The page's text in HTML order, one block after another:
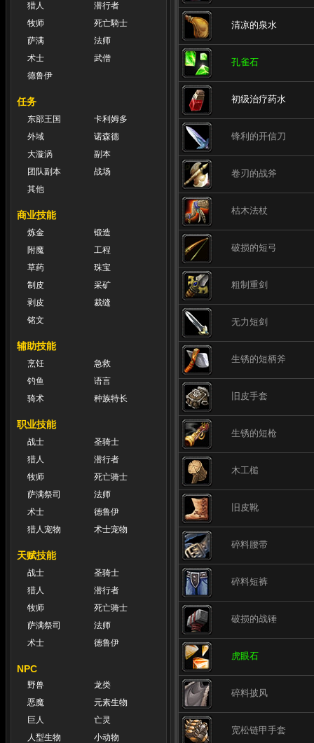
猎人
潜行者
牧师
死亡騎士
萨满
法师
术士
武僧
德鲁伊
任务
东部王国
卡利姆多
外域
诺森德
大漩涡
副本
团队副本
战场
其他
商业技能
炼金
锻造
附魔
工程
草药
珠宝
制皮
采矿
剥皮
裁缝
铭文
辅助技能
烹饪
急救
钓鱼
语言
骑术
种族特长
职业技能
战士
圣骑士
猎人
潜行者
牧师
死亡骑士
萨满祭司
法师
术士
德鲁伊
猎人宠物
术士宠物
天赋技能
战士
圣骑士
猎人
潜行者
牧师
死亡骑士
萨满祭司
法师
术士
德鲁伊
NPC
野兽
龙类
恶魔
元素生物
巨人
亡灵
人型生物
小动物
清凉的泉水
孔雀石
初级治疗药水
锋利的开信刀
卷刃的战斧
枯木法杖
破损的短弓
粗制重剑
无力短剑
生锈的短柄斧
旧皮手套
生锈的短枪
木工槌
旧皮靴
碎料腰带
碎料短裤
破损的战锤
虎眼石
碎料披风
宽松链甲手套